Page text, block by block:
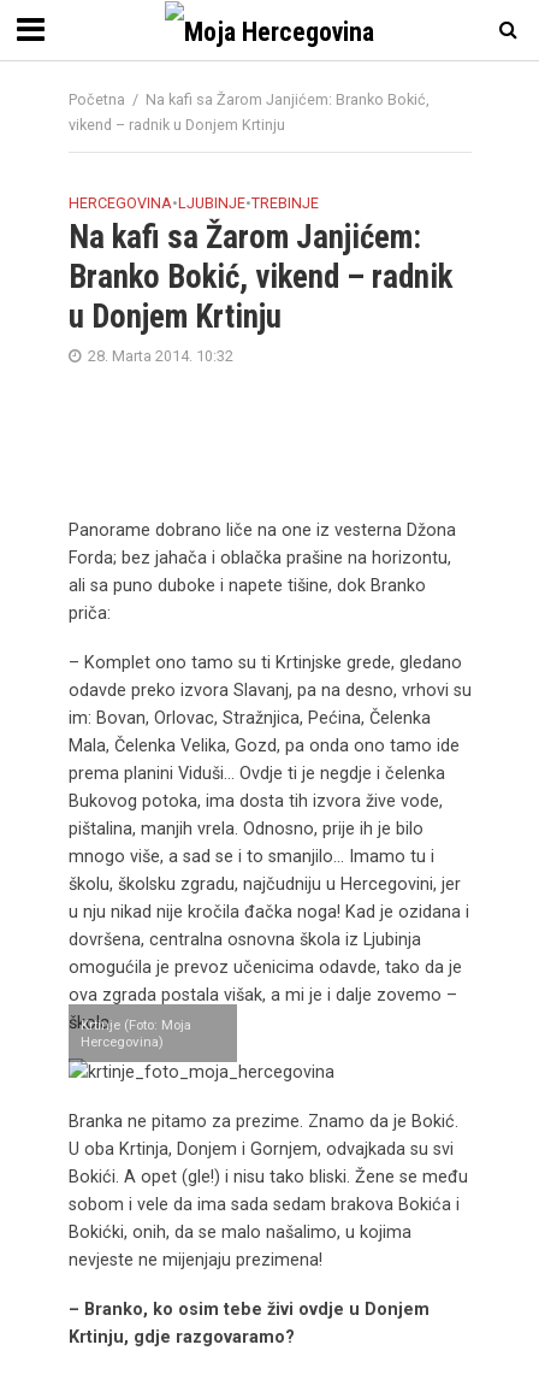
Početna / Na kafi sa Žarom Janjićem: Branko Bokić,
vikend – radnik u Donjem Krtinju
HERCEGOVINA•LJUBINJE•TREBINJE
Na kafi sa Žarom Janjićem:
Branko Bokić, vikend – radnik
u Donjem Krtinju
28. Marta 2014. 10:32
Panorame dobrano liče na one iz vesterna Džona
Forda; bez jahača i oblačka prašine na horizontu,
ali sa puno duboke i napete tišine, dok Branko
priča:
– Komplet ono tamo su ti Krtinjske grede, gledano
odavde preko izvora Slavanj, pa na desno, vrhovi su
im: Bovan, Orlovac, Stražnjica, Pećina, Čelenka
Mala, Čelenka Velika, Gozd, pa onda ono tamo ide
prema planini Viduši… Ovdje ti je negdje i čelenka
Bukovog potoka, ima dosta tih izvora žive vode,
pištalina, manjih vrela. Odnosno, prije ih je bilo
mnogo više, a sad se i to smanjilo… Imamo tu i
školu, školsku zgradu, najčudniju u Hercegovini, jer
u nju nikad nije kročila đačka noga! Kad je ozidana i
dovršena, centralna osnovna škola iz Ljubinja
omogućila je prevoz učenicima odavde, tako da je
ova zgrada postala višak, a mi je i dalje zovemo –
škola.
Krtinje (Foto: Moja
Hercegovina)
Branka ne pitamo za prezime. Znamo da je Bokić.
U oba Krtinja, Donjem i Gornjem, odvajkada su svi
Bokići. A opet (gle!) i nisu tako bliski. Žene se među
sobom i vele da ima sada sedam brakova Bokića i
Bokićki, onih, da se malo našalimo, u kojima
nevjeste ne mijenjaju prezimena!
– Branko, ko osim tebe živi ovdje u Donjem
Krtinju, gdje razgovaramo?